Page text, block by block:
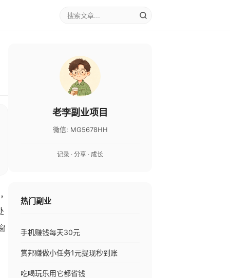
老李副业项目
微信: MG5678HH
记录 · 分享 · 成长
热门副业
手机赚钱每天30元
赏邦赚做小任务1元提现秒到账
吃喝玩乐用它都省钱